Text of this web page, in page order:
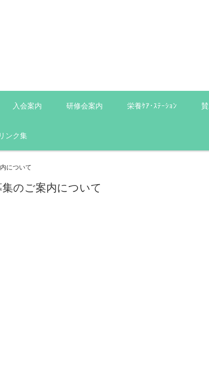
入会案内 研修会案内 栄養ｹｱ･ｽﾃｰｼｮﾝ
リンク集
について
集のご案内について